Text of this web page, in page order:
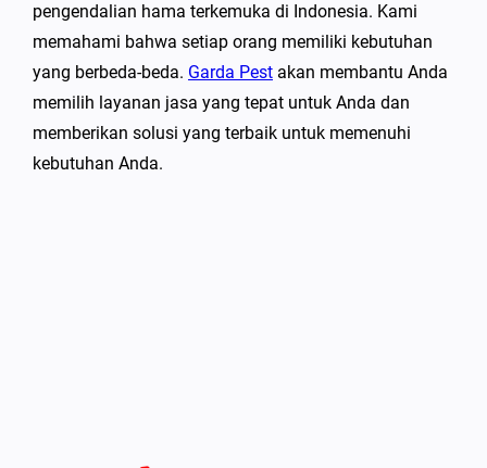
pengendalian hama terkemuka di Indonesia. Kami
memahami bahwa setiap orang memiliki kebutuhan
yang berbeda-beda. Garda Pest akan membantu Anda
memilih layanan jasa yang tepat untuk Anda dan
memberikan solusi yang terbaik untuk memenuhi
kebutuhan Anda.